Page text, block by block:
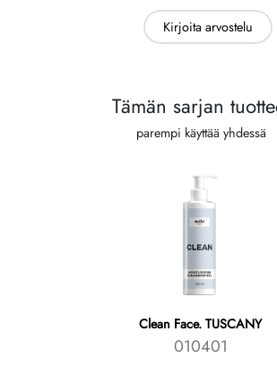
Kirjoita arvostelu
Tämän sarjan
parempi käyttää yhdessä
Clean Face. TUSCANY
010401